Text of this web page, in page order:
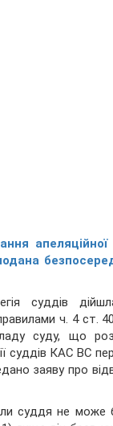
суддів
ч. 4 ст.
суду, що
суддів КАС ВС
заяву про
суддя не може